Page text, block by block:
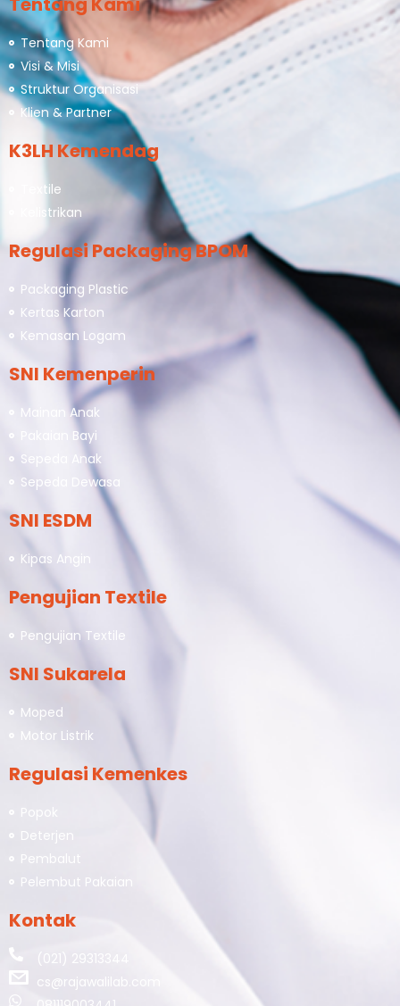
Tentang Kami
Visi & Misi
Struktur Organisasi
Klien & Partner
K3LH Kemendag
Textile
Kelistrikan
Regulasi Packaging BPOM
Packaging Plastic
Kertas Karton
Kemasan Logam
SNI Kemenperin
Mainan Anak
Pakaian Bayi
Sepeda Anak
Sepeda Dewasa
SNI ESDM
Kipas Angin
Pengujian Textile
Pengujian Textile
SNI Sukarela
Moped
Motor Listrik
Regulasi Kemenkes
Popok
Deterjen
Pembalut
Pelembut Pakaian
Kontak
(021) 29313344
cs@rajawalilab.com